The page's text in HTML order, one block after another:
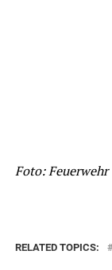
Foto: Feuerwehr
RELATED TOPICS: